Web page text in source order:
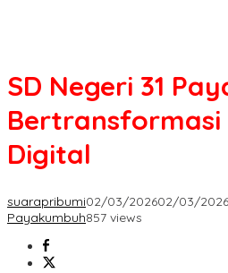
SD Negeri 31
Digital
suarapribumi02/03/202602/03/2026
Payakumbuh857 views